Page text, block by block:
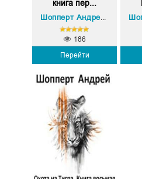
книга пер...
Шопперт Андрей Готлибович
Перейти
186